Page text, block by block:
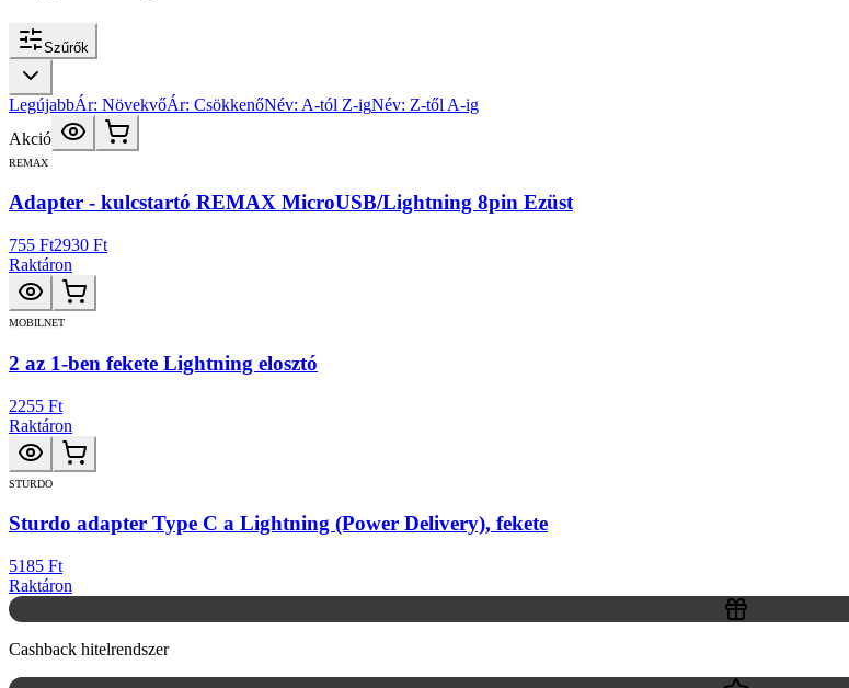
Szűrők
LegújabbÁr: NövekvőÁr: CsökkenőNév: A-tól Z-igNév: Z-től A-ig
Akció
REMAX
Adapter - kulcstartó REMAX MicroUSB/Lightning 8pin Ezüst
755 Ft2930 Ft
Raktáron
MOBILNET
2 az 1-ben fekete Lightning elosztó
2255 Ft
Raktáron
STURDO
Sturdo adapter Type C a Lightning (Power Delivery), fekete
5185 Ft
Raktáron
Cashback hitelrendszer